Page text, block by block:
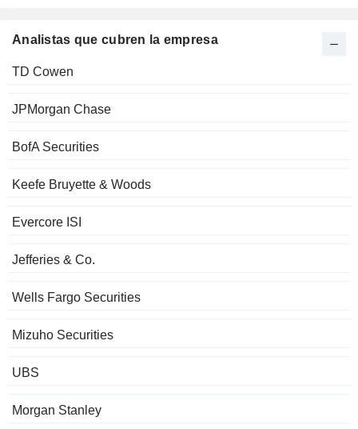
Analistas que cubren la empresa
TD Cowen
JPMorgan Chase
BofA Securities
Keefe Bruyette & Woods
Evercore ISI
Jefferies & Co.
Wells Fargo Securities
Mizuho Securities
UBS
Morgan Stanley